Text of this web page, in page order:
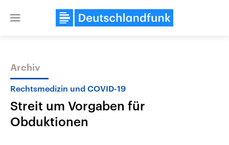
Close
Themen
Archiv
Rechtsmedizin und COVID-19
Streit um Vorgaben für
Obduktionen